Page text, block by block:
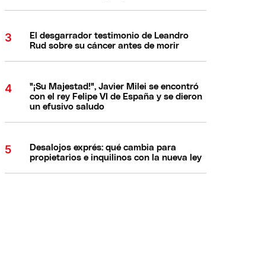
El desgarrador testimonio de Leandro
Rud sobre su cáncer antes de morir
"¡Su Majestad!", Javier Milei se encontró
con el rey Felipe VI de España y se dieron
un efusivo saludo
Desalojos exprés: qué cambia para
propietarios e inquilinos con la nueva ley